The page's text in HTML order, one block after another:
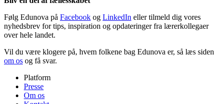
Følg Edunova på Facebook og LinkedIn eller tilmeld dig vores
nyhedsbrev for tips, inspiration og opdateringer fra lærerkollegaer
over hele landet.
Vil du være klogere på, hvem folkene bag Edunova er, så læs siden
om os og få svar.
Platform
Presse
Om os